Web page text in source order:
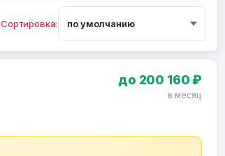
Сортировка:
до 200 160 ₽
в месяц